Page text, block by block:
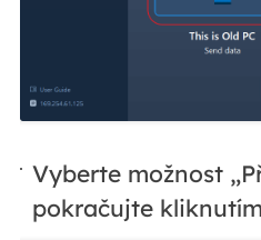
Vyberte možnost
pokračujte